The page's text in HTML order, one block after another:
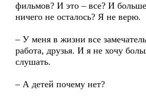
фильмов? И это – все? И
ничего не осталось? Я не верю.
– У меня в жизни все
работа, друзья. И я не хочу
слушать.
– А детей почему нет?